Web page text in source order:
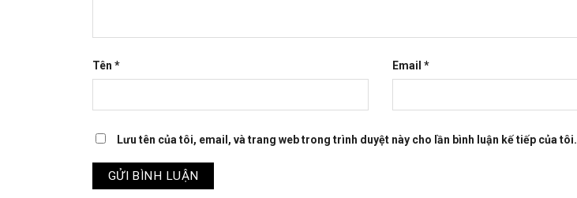
Tên * Email *
Lưu tên của tôi, email, và trang web trong trình duyệt này cho lần bình luận kế tiếp của tôi.